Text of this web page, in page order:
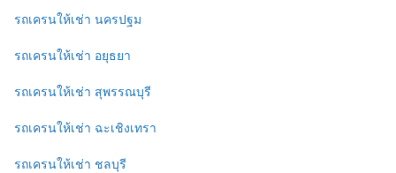
รถเครนให้เช่า นครปฐม
รถเครนให้เช่า อยุธยา
รถเครนให้เช่า สุพรรณบุรี
รถเครนให้เช่า ฉะเชิงเทรา
รถเครนให้เช่า ชลบุรี